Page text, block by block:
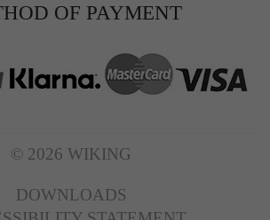
OF PAYMENT
© 2026 WIKING
DOWNLOADS